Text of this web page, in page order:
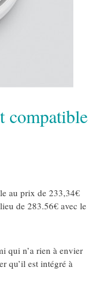
compatible
au prix de 233,34€
de 283.56€ avec le
qui n’a rien à envier
qu’il est intégré à